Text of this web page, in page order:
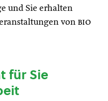
und Sie erhalten
von bio
für Sie